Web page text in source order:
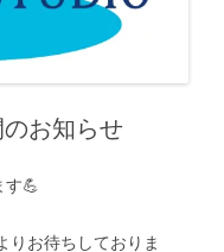
お知らせ
す💪
りお待ちしておりま